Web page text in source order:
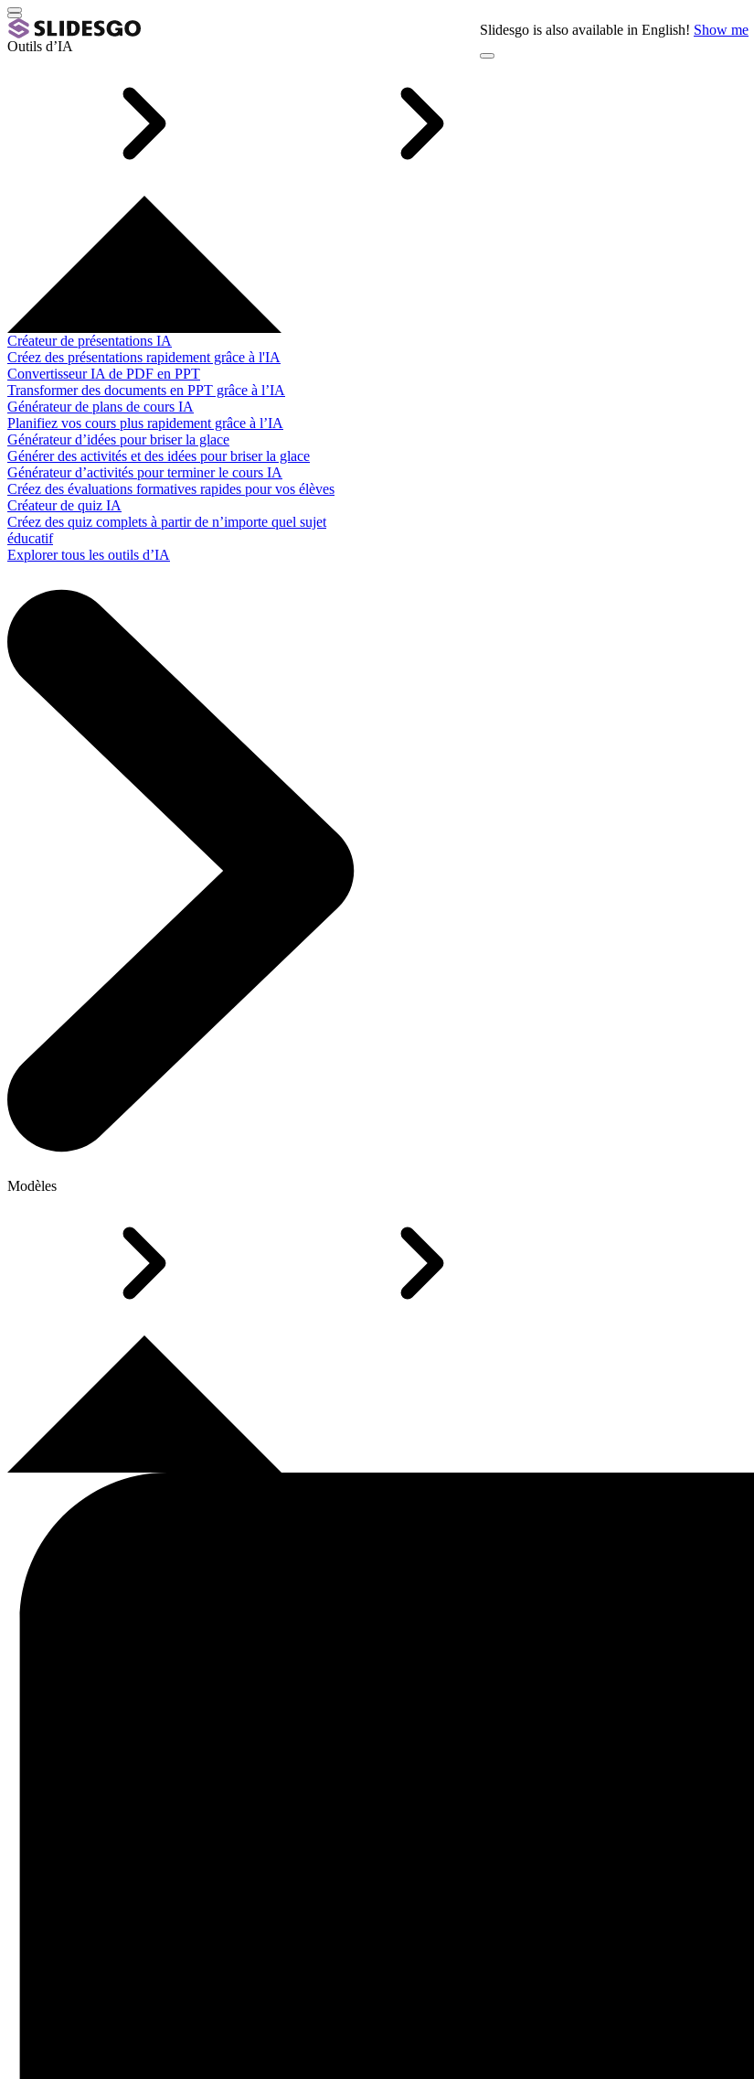
Slidesgo is also available in English! Show me
Outils d’IA
Créateur de présentations IA
Créez des présentations rapidement grâce à l'IA
Convertisseur IA de PDF en PPT
Transformer des documents en PPT grâce à l’IA
Générateur de plans de cours IA
Planifiez vos cours plus rapidement grâce à l’IA
Générateur d’idées pour briser la glace
Générer des activités et des idées pour briser la glace
Générateur d’activités pour terminer le cours IA
Créez des évaluations formatives rapides pour vos élèves
Créateur de quiz IA
Créez des quiz complets à partir de n’importe quel sujet
éducatif
Explorer tous les outils d’IA
Modèles